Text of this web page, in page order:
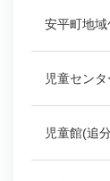
安平町地
児童セン
児童館(追